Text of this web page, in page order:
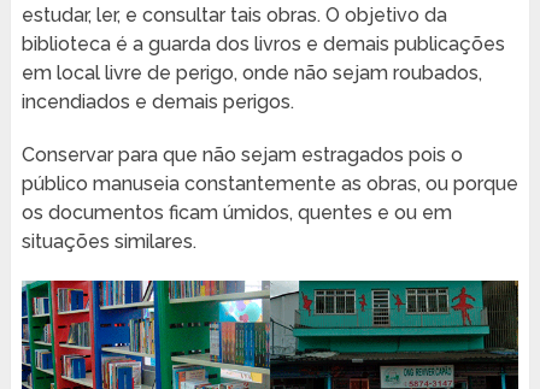
estudar, ler, e consultar tais obras. O objetivo da
biblioteca é a guarda dos livros e demais publicações
em local livre de perigo, onde não sejam roubados,
incendiados e demais perigos.
Conservar para que não sejam estragados pois o
público manuseia constantemente as obras, ou porque
os documentos ficam úmidos, quentes e ou em
situações similares.